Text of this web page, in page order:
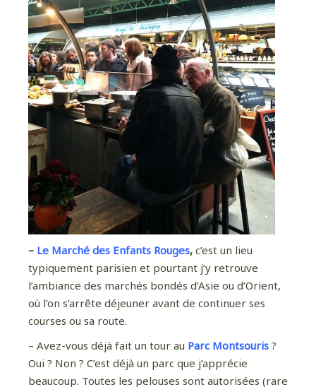
– Le Marché des Enfants Rouges, c’est un lieu
typiquement parisien et pourtant j’y retrouve
l’ambiance des marchés bondés d’Asie ou d’Orient,
où l’on s’arrête déjeuner avant de continuer ses
courses ou sa route.
– Avez-vous déjà fait un tour au Parc Montsouris ?
Oui ? Non ? C’est déjà un parc que j’apprécie
beaucoup. Toutes les pelouses sont autorisées (rare